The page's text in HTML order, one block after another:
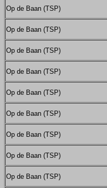
Op de Baan (TSP)
Op de Baan (TSP)
Op de Baan (TSP)
Op de Baan (TSP)
Op de Baan (TSP)
Op de Baan (TSP)
Op de Baan (TSP)
Op de Baan (TSP)
Op de Baan (TSP)